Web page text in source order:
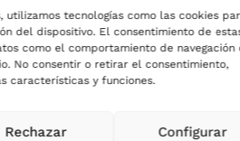
utilizamos tecnologías como las cookies
del dispositivo. El consentimiento de
como el comportamiento de navegación
No consentir o retirar el consentimiento,
características y funciones.
Rechazar Configurar